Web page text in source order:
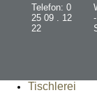
Telefon: 0
25 09 . 12
22
Tischlerei